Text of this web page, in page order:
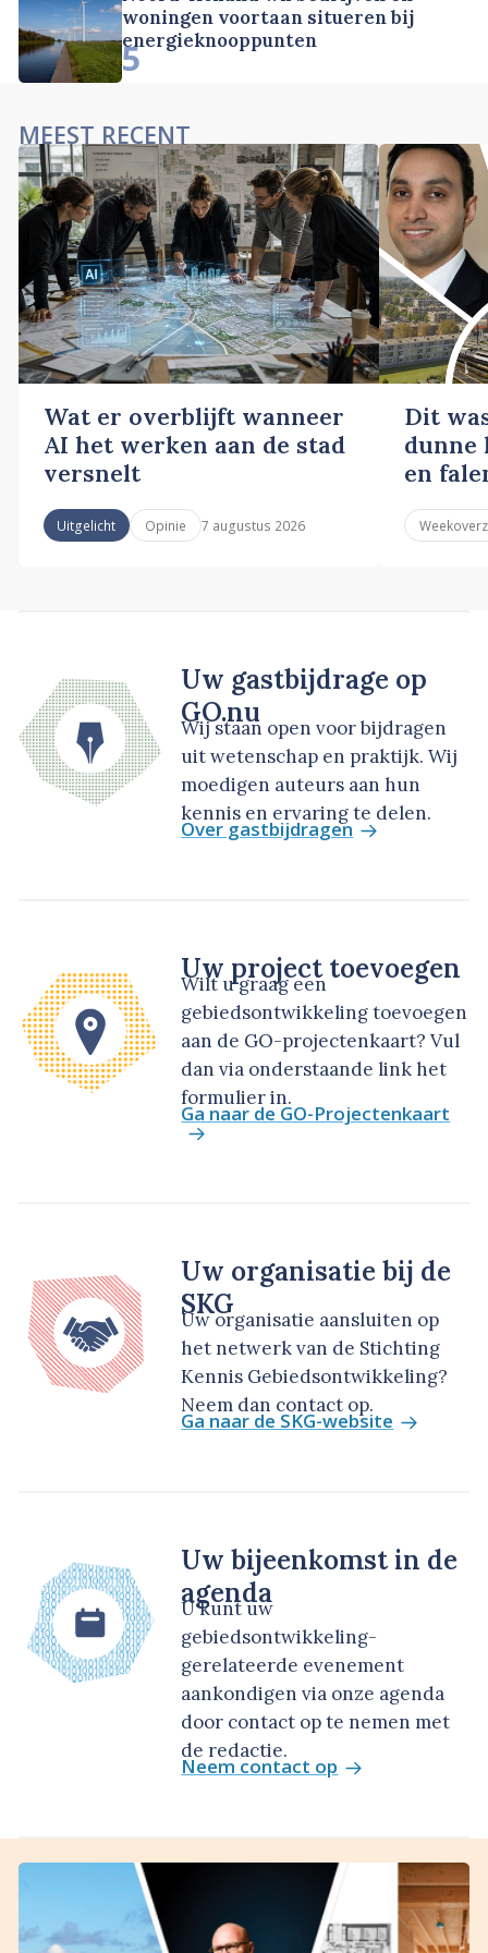
woningen voortaan situeren bij
energieknooppunten
5
MEEST RECENT
Wat er overblijft wanneer
AI het werken aan de stad
versnelt
Uitgelicht Opinie 7 augustus 2026
Dit
dunne
en
Uw gastbijdrage op
GO.nu
Wij staan open voor bijdragen
uit wetenschap en praktijk. Wij
moedigen auteurs aan hun
kennis en ervaring te delen.
Over gastbijdragen
Uw project toevoegen
Wilt u graag een
gebiedsontwikkeling toevoegen
aan de GO-projectenkaart? Vul
dan via onderstaande link het
formulier in.
Ga naar de GO-Projectenkaart
Uw organisatie bij de
SKG
Uw organisatie aansluiten op
het netwerk van de Stichting
Kennis Gebiedsontwikkeling?
Neem dan contact op.
Ga naar de SKG-website
Uw bijeenkomst in de
agenda
U kunt uw
gebiedsontwikkeling-
gerelateerde evenement
aankondigen via onze agenda
door contact op te nemen met
de redactie.
Neem contact op